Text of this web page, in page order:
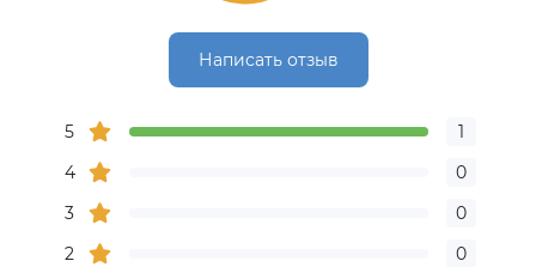
Написать отзыв
5
1
4
0
3
0
2
0